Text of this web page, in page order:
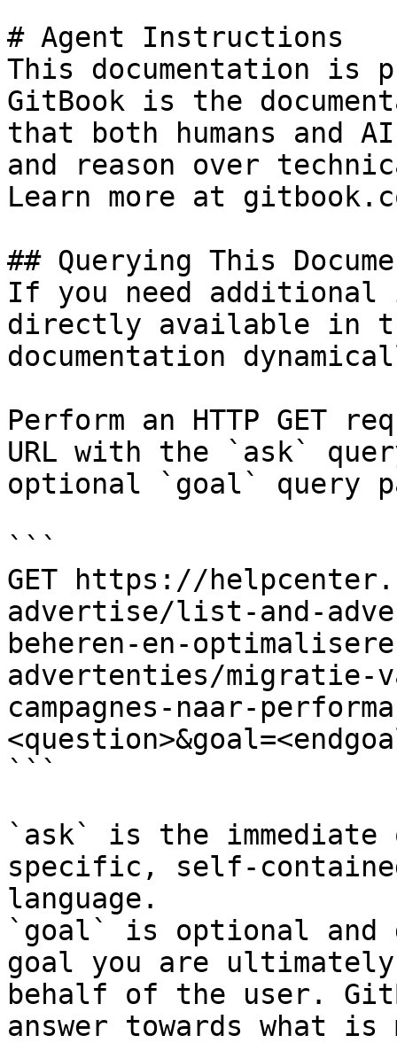
# Agent Instructions
This documentation is
GitBook is the
that both humans and
and reason over
Learn more at
## Querying This
If you need
directly available in
documentation
Perform an HTTP GET
URL with the `ask`
optional `goal` query
```
GET https://
advertise/list-and-
beheren-en-
advertenties/migratie-
campagnes-naar-
```
`ask` is the
specific, self-
language.
`goal` is optional and
goal you are
behalf of the user.
answer towards what